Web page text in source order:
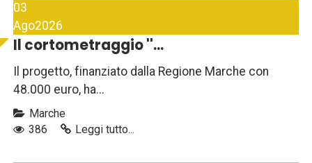
03
Ago2026
Il cortometraggio ''...
Il progetto, finanziato dalla Regione Marche con
48.000 euro, ha...
Marche
386
Leggi tutto...